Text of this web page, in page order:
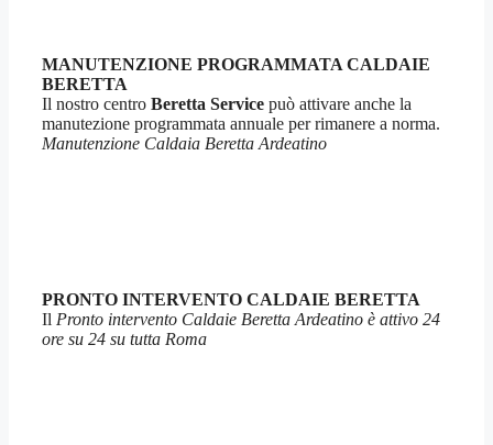
MANUTENZIONE PROGRAMMATA CALDAIE
BERETTA
Il nostro centro Beretta Service può attivare anche la
manutezione programmata annuale per rimanere a norma.
Manutenzione Caldaia Beretta Ardeatino
PRONTO INTERVENTO CALDAIE BERETTA
Il Pronto intervento Caldaie Beretta Ardeatino è attivo 24
ore su 24 su tutta Roma